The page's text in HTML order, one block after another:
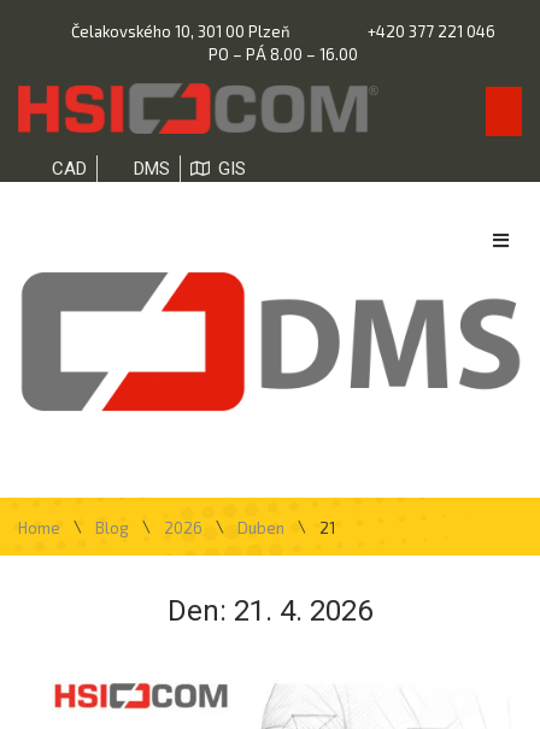
Čelakovského 10, 301 00 Plzeň
+420 377 221 046
PO – PÁ 8.00 – 16.00
CAD DMS GIS
Home \ Blog \ 2026 \ Duben \ 21
Den: 21. 4. 2026